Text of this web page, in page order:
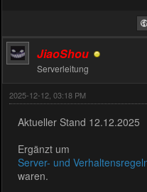
JiaoShou
Serverleitung
2025-12-12, 03:18 PM
Aktueller Stand 12.12.2025
Ergänzt um
Server- und
waren.